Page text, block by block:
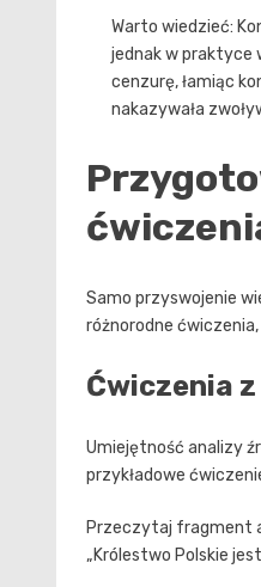
Warto wiedzieć:
jednak w praktyce
cenzurę, łamiąc
nakazywała
Samo przyswojenie
różnorodne
Ćwiczenia
Umiejętność analizy
przykładowe
Przeczytaj fragment
„Królestwo Polskie